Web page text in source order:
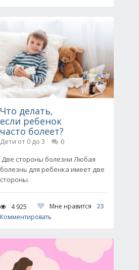
Что делать,
если ребенок
часто болеет?
Дети от 0 до 3
0
Две стороны болезни Любая
болезнь для ребенка имеет две
стороны.
4 925 Мне нравится
23
Комментировать